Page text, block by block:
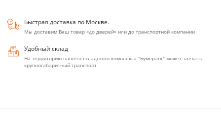
Быстрая доставка по Москве.
Мы доставим Ваш товар «до дверей» или до транспортной компании
Удобный склад
На территорию нашего складского комплекса "Бумеранг" может заехать
крупногабаритный транспорт